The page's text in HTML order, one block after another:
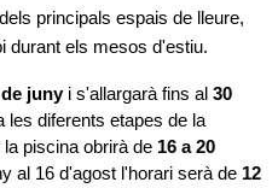
principals espais de lleure,
durant els mesos d'estiu.
de juny i s'allargarà fins al 30
les diferents etapes de la
piscina obrirà de 16 a 20
al 16 d'agost l'horari serà de 12